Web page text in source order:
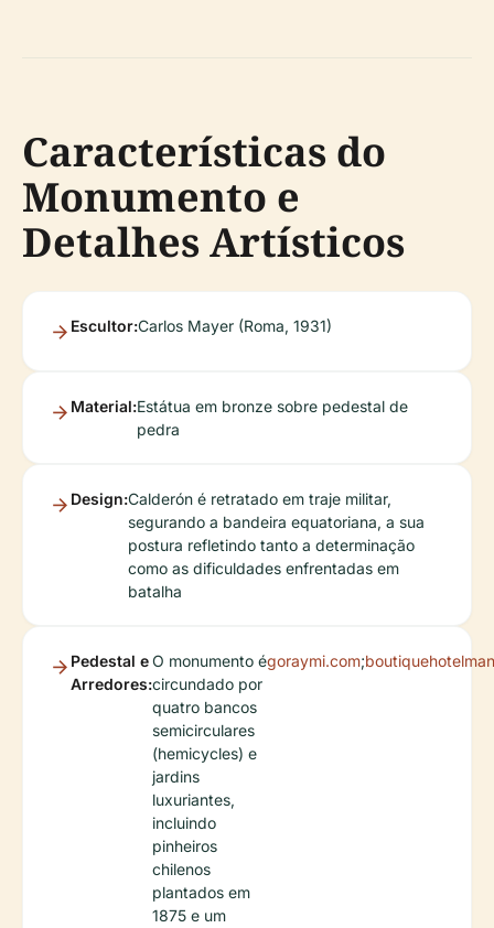
Características do
Monumento e
Detalhes Artísticos
Escultor:Carlos Mayer (Roma, 1931)
Material:Estátua em bronze sobre pedestal de
pedra
Design:Calderón é retratado em traje militar,
segurando a bandeira equatoriana, a sua
postura refletindo tanto a determinação
como as dificuldades enfrentadas em
batalha
Pedestal e
Arredores:
O monumento é
circundado por
quatro bancos
semicirculares
(hemicycles) e
jardins
luxuriantes,
incluindo
pinheiros
chilenos
plantados em
1875 e um
goraymi.com;